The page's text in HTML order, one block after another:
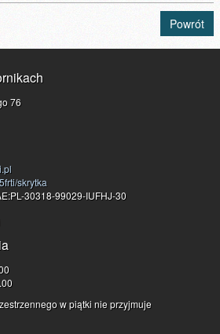
Powrót
76
skrytka
30318-99029-IUFHJ-30
w piątki nie przyjmuje